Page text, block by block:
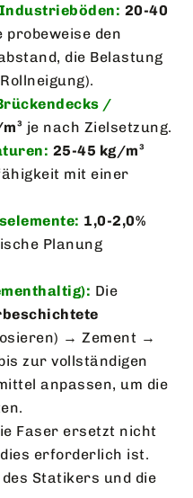
20-40
probeweise den
die Belastung
/
je nach Zielsetzung.
25-45 kg/m³
mit einer
1,0-2,0%
Planung
Die
→ Zement →
zur vollständigen
anpassen, um die
Faser ersetzt nicht
erforderlich ist.
Statikers und die